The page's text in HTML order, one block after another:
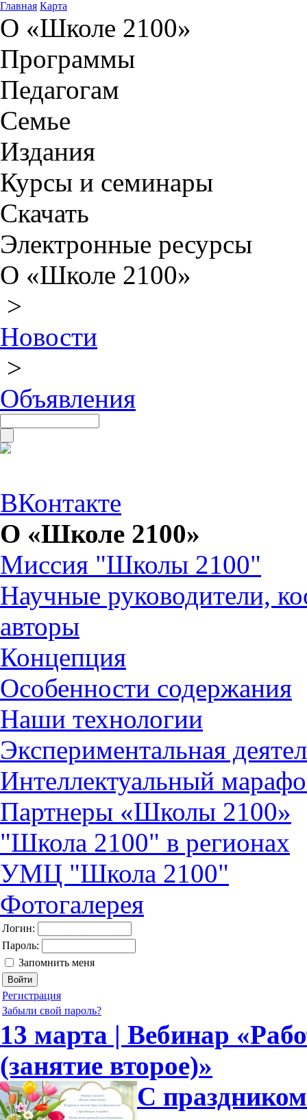
Главная Карта
О «Школе 2100»
Программы
Педагогам
Семье
Издания
Курсы и семинары
Скачать
Электронные ресурсы
О «Школе 2100»
>
Новости
>
Объявления
ВКонтакте
О «Школе 2100»
Миссия "Школы 2100"
Научные руководители,
авторы
Концепция
Особенности содержания
Наши технологии
Экспериментальная
Интеллектуальный
Партнеры «Школы 2100»
"Школа 2100" в регионах
УМЦ "Школа 2100"
Фотогалерея
Логин:
Пароль:
Запомнить меня
Регистрация
Забыли свой пароль?
13 марта | Вебинар
(занятие второе)»
С